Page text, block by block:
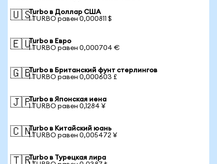
🇺🇸Turbo в Доллар США
1 TURBO равен 0,000811 $
🇪🇺Turbo в Евро
1 TURBO равен 0,000704 €
🇬🇧Turbo в Британский фунт стерлингов
1 TURBO равен 0,000603 £
🇯🇵Turbo в Японская иена
1 TURBO равен 0,1284 ¥
🇨🇳Turbo в Китайский юань
1 TURBO равен 0,005472 ¥
🇹🇷Turbo в Турецкая лира